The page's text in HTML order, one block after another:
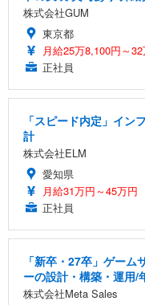
株式会社GUM
東京都
月給25万8,100円～
正社員
「スピード内定」イン
計
株式会社ELM
愛知県
月給31万円～45万円
正社員
「新卒・27卒」ゲー
ーの設計・構築・運用/
株式会社Meta Sales